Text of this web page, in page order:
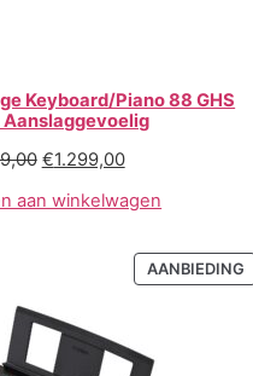
Keyboard/Piano 88 GHS
Aanslaggevoelig
€1.299,00
aan winkelwagen
AANBIEDING